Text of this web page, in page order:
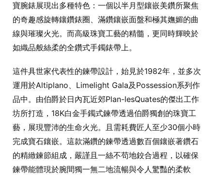
寶腕錶展現出多種特色：一個以半月型鑲嵌美鑽所聚焦
的奇趣感旋轉鑲鑽錶圈、滿鑽鑲嵌面盤和極其嫵媚的曲
線與璀璨火光。而高級珠寶工藝的精髓，更同時輝映於
如織品般絲柔的全鑽式手鐲錶帶上。
這件具世家代表性的鍊帶設計，始見於1982年，並多次
運用於Altiplano、Limelight Gala及Possession系列作
品中。由伯爵於日內瓦近郊Plan-lesQuates的傑出工作
坊所打造，18K白金手鐲式鍊帶透過伯爵獨創的珠寶工
藝，展現豐沛的生命火光。且需耗費匠人至少30個小時
完成寶石鑲嵌。這款滿鑽的鍊帶透過數百個鑲嵌著鑽石
的精緻鍊節組成，嚴謹且一絲不苟地鉸合過程，以確保
鍊帶能體現於腕間獨一無二地流暢與令人驚豔的柔軟